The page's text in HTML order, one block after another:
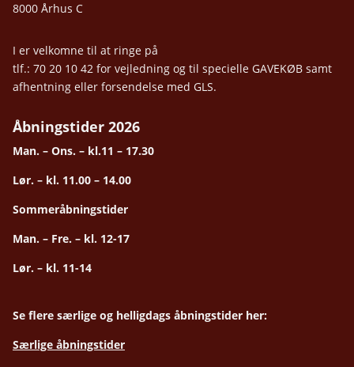
8000 Århus C
I er velkomne til at ringe på
tlf.: 70 20 10 42 for vejledning og til specielle GAVEKØB samt
afhentning eller forsendelse med GLS.
Åbningstider 2026
Man. – Ons. – kl.11 – 17.30
Lør. – kl. 11.00 – 14.00
Sommeråbningstider
Man. – Fre. – kl. 12-17
Lør. – kl. 11-14
Se flere særlige og helligdags åbningstider her:
Særlige åbningstider